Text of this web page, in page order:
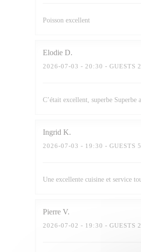
Poisson excellent
Elodie D
2026-07-03 - 20:30 - GUESTS 2
C’était excellent, superbe
Ingrid K
2026-07-03 - 19:30 - GUESTS 5
Une excellente cuisine et service
Pierre V
2026-07-02 - 19:30 - GUESTS 2